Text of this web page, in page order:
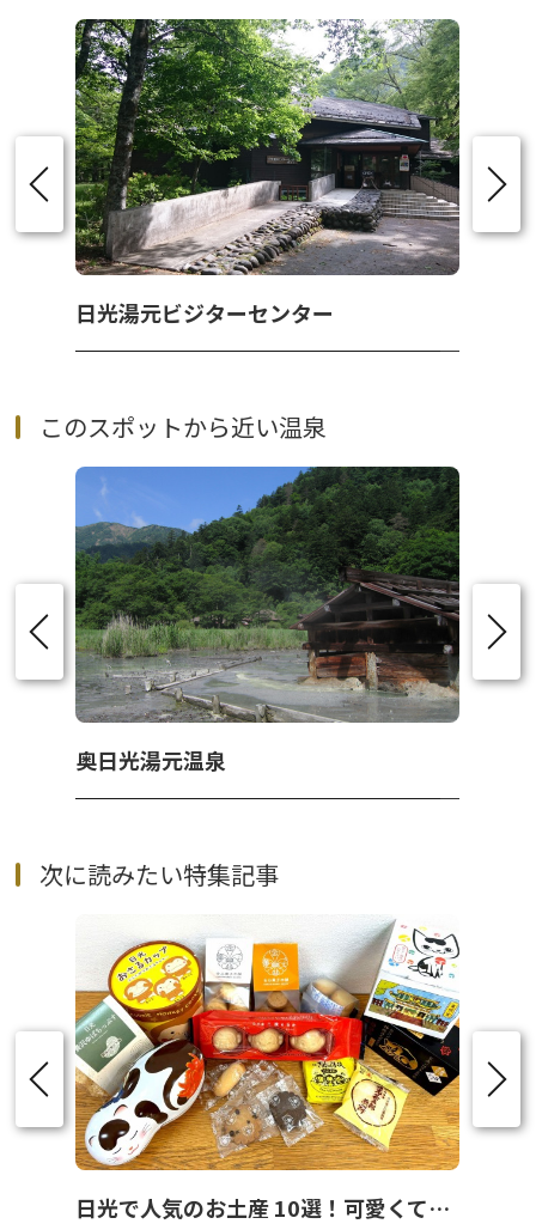
日光湯元ビジターセンター
このスポットから近い温泉
奥日光湯元温泉
次に読みたい特集記事
日光で人気のお土産 10選！可愛くて美味しいお菓子を紹介！